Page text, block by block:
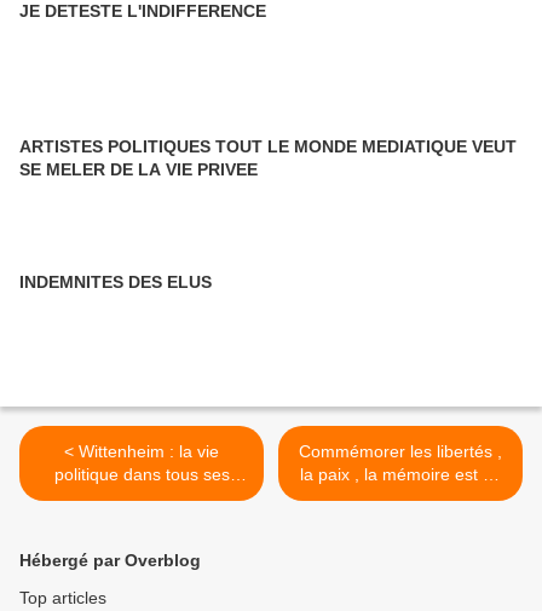
JE DETESTE L'INDIFFERENCE
ARTISTES POLITIQUES TOUT LE MONDE MEDIATIQUE VEUT
SE MELER DE LA VIE PRIVEE
INDEMNITES DES ELUS
< Wittenheim : la vie
politique dans tous ses
états
Commémorer les libertés ,
la paix , la mémoire est un
affront à nos morts pour la
Hébergé par Overblog
Top articles